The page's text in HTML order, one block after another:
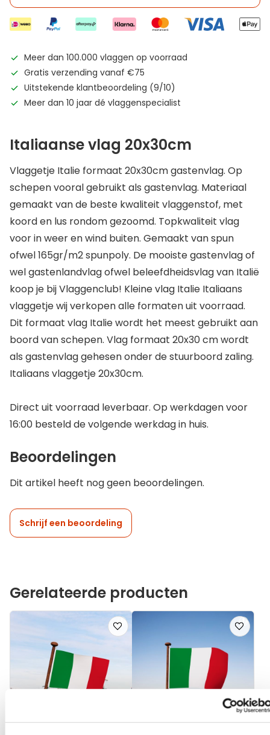
Meer dan 100.000 vlaggen op voorraad
Gratis verzending vanaf €75
Uitstekende klantbeoordeling (9/10)
Meer dan 10 jaar dé vlaggenspecialist
Italiaanse vlag 20x30cm
Vlaggetje Italie formaat 20x30cm gastenvlag. Op
schepen vooral gebruikt als gastenvlag. Materiaal
gemaakt van de beste kwaliteit vlaggenstof, met
koord en lus rondom gezoomd. Topkwaliteit vlag
voor in weer en wind buiten. Gemaakt van spun
ofwel 165gr/m2 spunpoly. De mooiste gastenvlag of
wel gastenlandvlag ofwel beleefdheidsvlag van Italië
koop je bij Vlaggenclub! Kleine vlag Italie Italiaans
vlaggetje wij verkopen alle formaten uit voorraad.
Dit formaat vlag Italie wordt het meest gebruikt aan
boord van schepen. Vlag formaat 20x30 cm wordt
als gastenvlag gehesen onder de stuurboord zaling.
Italiaans vlaggetje 20x30cm.
Direct uit voorraad leverbaar. Op werkdagen voor
16:00 besteld de volgende werkdag in huis.
Beoordelingen
Dit artikel heeft nog geen beoordelingen.
Schrijf een beoordeling
Gerelateerde producten
Voeg
toe
verlanglijst
Voeg
toe